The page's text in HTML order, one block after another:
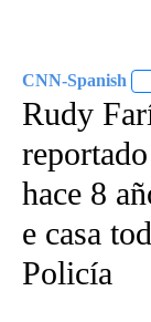
CNN-Spanish
Rudy
hace 8
e casa
Policía